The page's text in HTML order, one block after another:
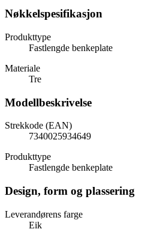
Nøkkelspesifikasjon
Produkttype
Fastlengde benkeplate
Materiale
Tre
Modellbeskrivelse
Strekkode (EAN)
7340025934649
Produkttype
Fastlengde benkeplate
Design, form og plassering
Leverandørens farge
Eik